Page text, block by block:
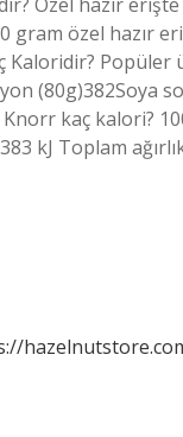
gram özel hazır
Kaloridir?
(80g)382Soya
kaç kalori?
kJ Toplam